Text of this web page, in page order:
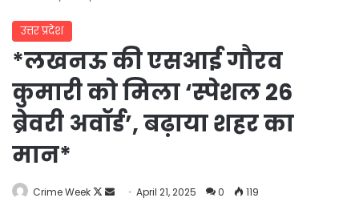
उत्तर प्रदेश
*लखनऊ की एसआई गौरव
कुमारी को मिला ‘स्पेशल 26
ब्रेवरी अवॉर्ड’, बढ़ाया शहर का
मान*
Crime Week
Follow
SendApril 21, 2025 0
119